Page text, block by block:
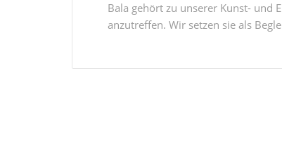
Bala gehört zu unserer Kunst- und
anzutreffen. Wir setzen sie als